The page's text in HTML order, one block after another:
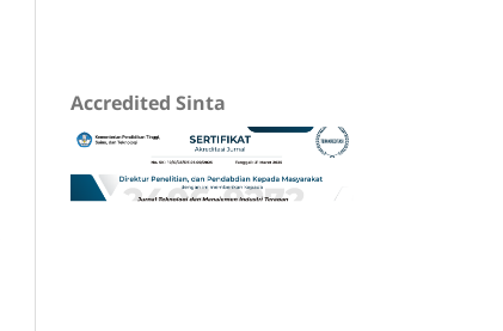
Accredited Sinta